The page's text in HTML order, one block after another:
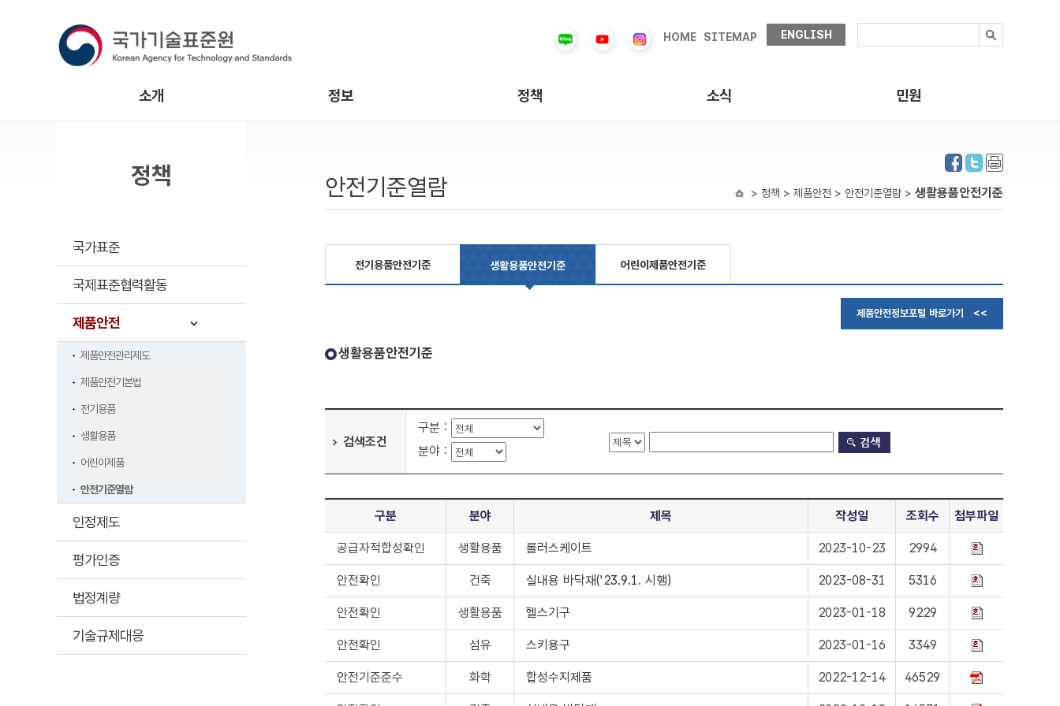
HOME SITEMAP ENGLISH
소개 정보 정책 소식 민원
안전기준열람 > 정책 > 제품안전 > 안전기준열람 > 생활용품안전기준
전기용품안전기준 생활용품안전기준 어린이제품안전기준
제품안전정보포털 바로가기 <<
생활용품안전기준
검색조건
구분 :
분야 :
구분 분야 제목 작성일 조회수 첨부파일
공급자적합성확인 생활용품 롤러스케이트 2023-10-23 2994
안전확인 건축 실내용 바닥재('23.9.1. 시행) 2023-08-31 5316
안전확인 생활용품 헬스기구 2023-01-18 9229
안전확인 섬유 스키용구 2023-01-16 3349
안전기준준수 화학 합성수지제품 2022-12-14 46529
정책
국가표준
국제표준협력활동
제품안전
제품안전관리제도
제품안전기본법
전기용품
생활용품
어린이제품
안전기준열람
인정제도
평가인증
법정계량
기술규제대응